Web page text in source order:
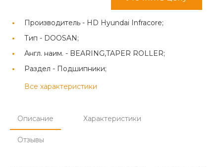
Производитель - HD Hyundai Infracore;
Тип - DOOSAN;
Англ. наим. - BEARING,TAPER ROLLER;
Раздел - Подшипники;
Все характеристики
Описание Характеристики
Отзывы